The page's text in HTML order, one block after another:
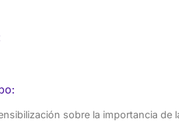
sobre la importancia de